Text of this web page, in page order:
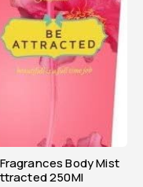
250Ml